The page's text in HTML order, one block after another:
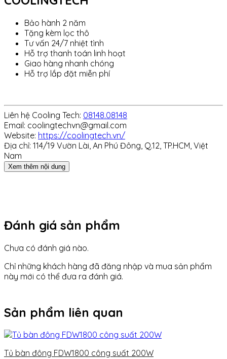
Bảo hành 2 năm
Tặng kèm lọc thô
Tư vấn 24/7 nhiệt tình
Hỗ trợ thanh toán linh hoạt
Giao hàng nhanh chóng
Hỗ trợ lắp đặt miễn phí
Liên hệ Cooling Tech: 08148.08148
Email: coolingtechvn@gmail.com
Website: https://coolingtech.vn/
Địa chỉ: 114/19 Vườn Lài, An Phú Đông, Q.12, TP.HCM, Việt
Nam
Xem thêm nội dung
Đánh giá sản phẩm
Chưa có đánh giá nào.
Chỉ những khách hàng đã đăng nhập và mua sản phẩm
này mới có thể đưa ra đánh giá.
Sản phẩm liên quan
Tủ bàn đông FDW1800 công suất 200W